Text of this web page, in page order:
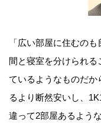
「広い部屋に住むの
間と寝室を分けられる
ているようなものだか
るより断然安いし、
違って2部屋あるよう